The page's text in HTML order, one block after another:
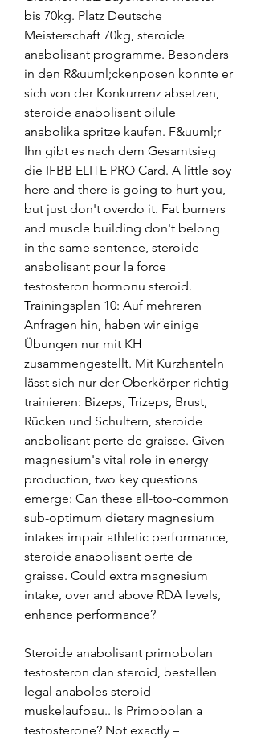
bis 70kg. Platz Deutsche
Meisterschaft 70kg, steroide
anabolisant programme. Besonders
in den R&uuml;ckenposen konnte er
sich von der Konkurrenz absetzen,
steroide anabolisant pilule
anabolika spritze kaufen. F&uuml;r
Ihn gibt es nach dem Gesamtsieg
die IFBB ELITE PRO Card. A little soy
here and there is going to hurt you,
but just don't overdo it. Fat burners
and muscle building don't belong
in the same sentence, steroide
anabolisant pour la force
testosteron hormonu steroid.
Trainingsplan 10: Auf mehreren
Anfragen hin, haben wir einige
Übungen nur mit KH
zusammengestellt. Mit Kurzhanteln
lässt sich nur der Oberkörper richtig
trainieren: Bizeps, Trizeps, Brust,
Rücken und Schultern, steroide
anabolisant perte de graisse. Given
magnesium's vital role in energy
production, two key questions
emerge: Can these all-too-common
sub-optimum dietary magnesium
intakes impair athletic performance,
steroide anabolisant perte de
graisse. Could extra magnesium
intake, over and above RDA levels,
enhance performance?
Steroide anabolisant primobolan
testosteron dan steroid, bestellen
legal anaboles steroid
muskelaufbau.. Is Primobolan a
testosterone? Not exactly –